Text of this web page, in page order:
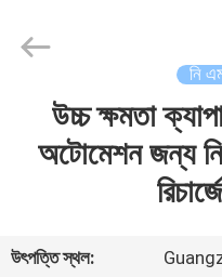
ভিডিও
Energy
Technology
নি
উচ্চ ক্ষমতা
অটোমেশন জন্য
উৎপত্তি স্থল: